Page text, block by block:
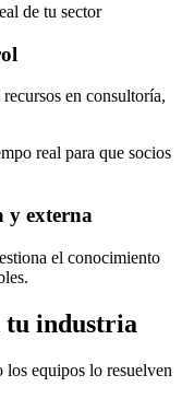
de tu sector
en consultoría,
real para que socios
y externa
el conocimiento
tu industria
los equipos lo resuelven